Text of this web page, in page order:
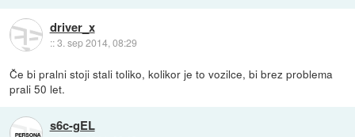
driver_x
::3. sep 2014, 08:29
Če bi pralni stoji stali toliko, kolikor je to vozilce, bi brez problema
prali 50 let.
s6c-gEL